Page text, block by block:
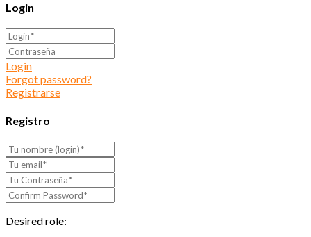
Login
Login
Forgot password?
Registrarse
Registro
Desired role: